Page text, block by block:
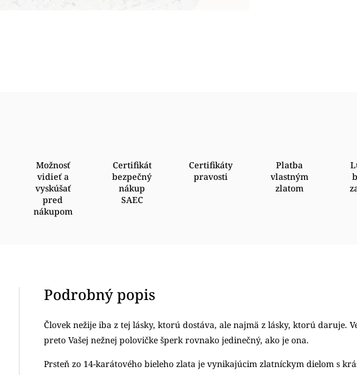
Možnosť
vidieť a
vyskúšať
pred
nákupom
Certifikát
bezpečný
nákup
SAEC
Certifikáty
pravosti
Platba
vlastným
zlatom
Podrobný popis
Človek nežije iba z tej lásky, ktorú dostáva, ale najmä z lásky, ktorú daruje.
preto Vašej nežnej polovičke šperk rovnako jedinečný, ako je ona.
Prsteň zo 14-karátového bieleho zlata je vynikajúcim zlatníckym dielom s